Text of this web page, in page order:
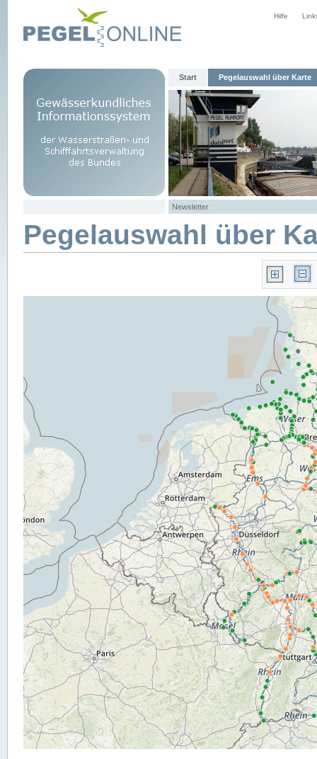
Hilfe
Start Pegelauswahl über Karte
Newsletter
Pegelauswahl über